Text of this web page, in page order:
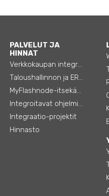
PALVELUT JA
HINNAT
Integraatio-projektit
Hinnasto